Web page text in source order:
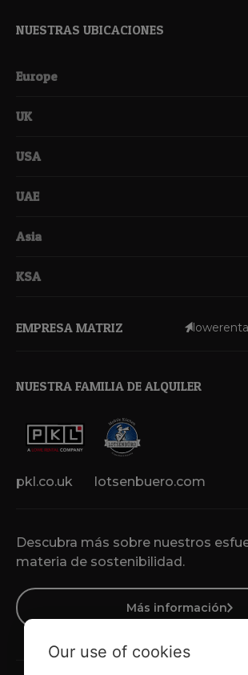
NUESTRAS UBICACIONES
Europe
UK
USA
UAE
Asia
KSA
Descubra más sobre nuestros
materia de sostenibilidad.
Más información
EMPRESA MATRIZ
NUESTRA FAMILIA DE ALQUILER
pkl.co.uk lotsenbuero.com
Our use of cookies